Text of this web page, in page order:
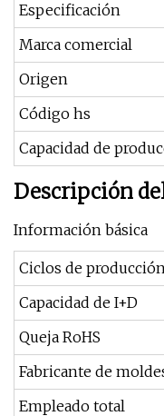
Especificación
Marca comercial
Origen
Código hs
Capacidad de
Descripción
Información básica
Ciclos de
Capacidad de I+D
Queja RoHS
Fabricante de
Empleado total